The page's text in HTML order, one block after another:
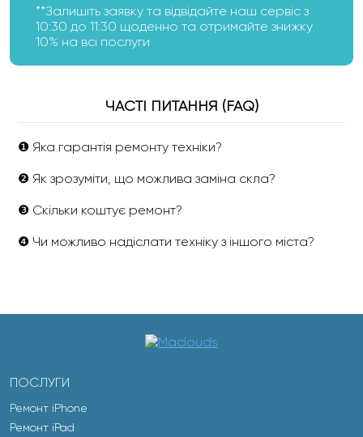
**Залишіть заявку та відвідайте наш сервіс з
10:30 до 11:30 щоденно та отримайте знижку
10% на всі послуги
ЧАСТІ ПИТАННЯ (FAQ)
❶ Яка гарантія ремонту техніки?
❷ Як зрозуміти, що можлива заміна скла?
❸ Скільки коштує ремонт?
❹ Чи можливо надіслати техніку з іншого міста?
ПОСЛУГИ
Ремонт iPhone
Ремонт iPad